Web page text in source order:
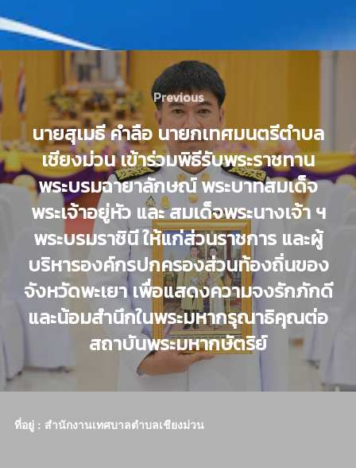
Previous
นายสุเมธี คำลือ นายกเทศมนตรีตำบล
เชียงม่วน เข้าร่วมพิธีรับพระราชทาน
พระบรมฉายาลักษณ์ พระบาทสมเด็จ
พระเจ้าอยู่หัว และ สมเด็จพระนางเจ้า ฯ
พระบรมราชินี ให้แก่ส่วนราชการ และผู้
บริหารองค์กรปกครองส่วนท้องถิ่นของ
จังหวัดพะเยา เพื่อแสดงความจงรักภักดี
และน้อมสำนึกในพระมหากรุณาธิคุณต่อ
สถาบันพระมหากษัตริย์
ที่อยู่ : สำนักงานเทศบาลตำบลเชียงม่วน